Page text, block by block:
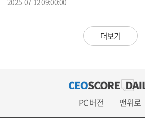
2025-07-12 09:00:00
더보기
PC 버전 맨위로